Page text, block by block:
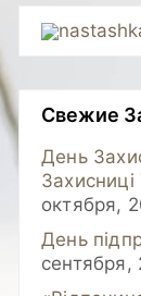
Свежие
День
Захисниці
октября,
День
сентября,